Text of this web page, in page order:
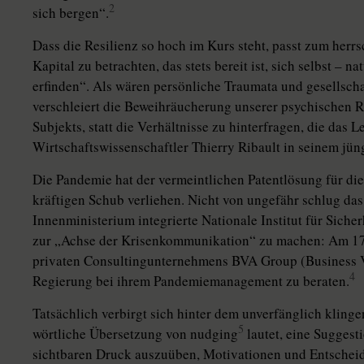
sich bergen“.2
Dass die Resilienz so hoch im Kurs steht, passt zum
Kapital zu betrachten, das stets bereit ist, sich selbst –
erfinden“. Als wären persönliche Traumata und
verschleiert die Beweihräucherung unserer psychischen
Subjekts, statt die Verhältnisse zu hinterfragen, die das
Wirtschaftswissenschaftler Thierry Ribault in seinem
Die Pandemie hat der vermeintlichen Patentlösung für
kräftigen Schub verliehen. Nicht von ungefähr schlug
Innenministerium in­te­grier­te Nationale Institut für
zur „Achse der Krisenkommunikation“ zu machen: Am
privaten Consultingunternehmens BVA Group
Regierung bei ihrem Pandemiemanagement zu be­raten.4
Tatsächlich verbirgt sich hinter dem unverfänglich
wörtliche Übersetzung von nudging5 lautet, eine
sichtbaren Druck auszuüben, Motivationen und